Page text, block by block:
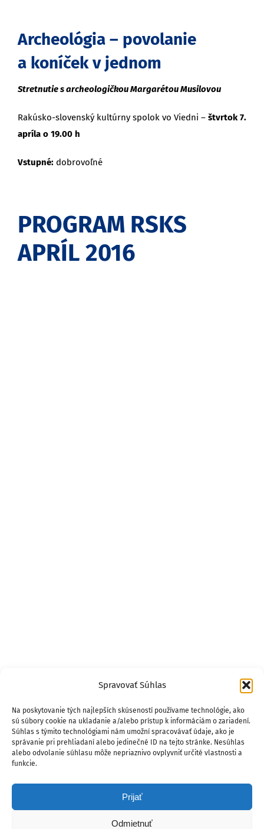
Spravovať Súhlas
Na poskytovanie tých najlepších skúseností používame technológie, ako
sú súbory cookie na ukladanie a/alebo prístup k informáciám o zariadení.
Súhlas s týmito technológiami nám umožní spracovávať údaje, ako je
správanie pri prehliadaní alebo jedinečné ID na tejto stránke. Nesúhlas
alebo odvolanie súhlasu môže nepriaznivo ovplyvniť určité vlastnosti a
funkcie.
Prijať
Odmietnuť
Archeológia – povolanie
a koníček v jednom
Stretnutie s archeologičkou Margarétou Musilovou
Rakúsko-slovenský kultúrny spolok vo Viedni – štvrtok 7.
apríla o 19.00 h
Vstupné: dobrovoľné
PROGRAM RSKS
APRÍL 2016